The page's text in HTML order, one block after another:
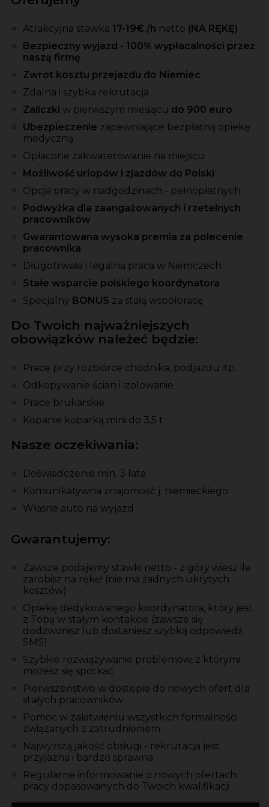
Atrakcyjna stawka 17-19€ /h netto (NA RĘKĘ)
Bezpieczny wyjazd - 100% wypłacalności przez
naszą firmę
Zwrot kosztu przejazdu do Niemiec
Zdalna i szybka rekrutacja
Zaliczki w pierwszym miesiącu do 900 euro
Ubezpieczenie zapewniające bezpłatną opiekę
medyczną
Opłacone zakwaterowanie na miejscu
Możliwość urlopów i zjazdów do Polski
Opcja pracy w nadgodzinach - pełnopłatnych
Podwyżka dla zaangażowanych i rzetelnych
pracowników
Gwarantowana wysoka premia za polecenie
pracownika
Długotrwała i legalna praca w Niemczech
Stałe wsparcie polskiego koordynatora
Specjalny BONUS za stałą współpracę
Do Twoich najważniejszych
obowiązków należeć będzie:
Prace przy rozbiórce chodnika, podjazdu itp.
Odkopywanie ścian i izolowanie
Prace brukarskie
Kopanie koparką mini do 3,5 t
Nasze oczekiwania:
Doświadczenie min. 3 lata
Komunikatywna znajomość j. niemieckiego
Własne auto na wyjazd
Gwarantujemy:
Zawsze podajemy stawki netto - z góry wiesz ile
zarobisz na rękę! (nie ma żadnych ukrytych
kosztów)
Opiekę dedykowanego koordynatora, który jest
z Tobą w stałym kontakcie (zawsze się
dodzwonisz lub dostaniesz szybką odpowiedź
SMS)
Szybkie rozwiązywanie problemów, z którymi
możesz się spotkać
Pierwszeństwo w dostępie do nowych ofert dla
stałych pracowników
Pomoc w załatwieniu wszystkich formalności
związanych z zatrudnieniem
Najwyższą jakość obsługi - rekrutacja jest
przyjazna i bardzo sprawna
Regularne informowanie o nowych ofertach
pracy dopasowanych do Twoich kwalifikacji